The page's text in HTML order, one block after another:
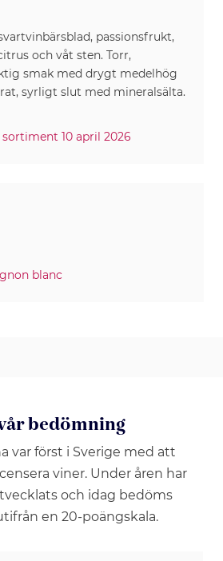
passionsfrukt,
och våt sten. Torr,
smak med drygt medelhög
syrligt slut med mineralsälta.
10 april 2026
blanc
bedömning
var först i Sverige med att
viner. Under åren har
och idag bedöms
en 20-poängskala.